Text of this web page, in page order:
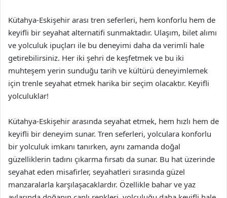
Kütahya-Eskişehir arası tren seferleri, hem konforlu hem de
keyifli bir seyahat alternatifi sunmaktadır. Ulaşım, bilet alımı
ve yolculuk ipuçları ile bu deneyimi daha da verimli hale
getirebilirsiniz. Her iki şehri de keşfetmek ve bu iki
muhteşem yerin sunduğu tarih ve kültürü deneyimlemek
için trenle seyahat etmek harika bir seçim olacaktır. Keyifli
yolculuklar!
Kütahya-Eskişehir arasında seyahat etmek, hem hızlı hem de
keyifli bir deneyim sunar. Tren seferleri, yolculara konforlu
bir yolculuk imkanı tanırken, aynı zamanda doğal
güzelliklerin tadını çıkarma fırsatı da sunar. Bu hat üzerinde
seyahat eden misafirler, seyahatleri sırasında güzel
manzaralarla karşılaşacaklardır. Özellikle bahar ve yaz